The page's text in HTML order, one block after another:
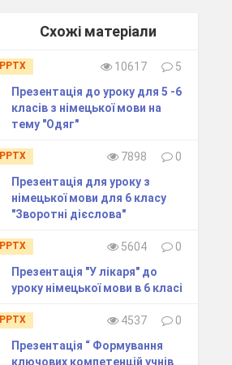
Схожі матеріали
PPTX 10617
5
Презентація до уроку для 5 -6
класів з німецької мови на
тему "Одяг"
PPTX 7898
0
Презентація для уроку з
німецької мови для 6 класу
"Зворотні дієслова"
PPTX 5604
0
Презентація "У лікаря" до
уроку німецької мови в 6 класі
PPTX 4537
0
Презентація “ Формування
ключових компетенцій учнів